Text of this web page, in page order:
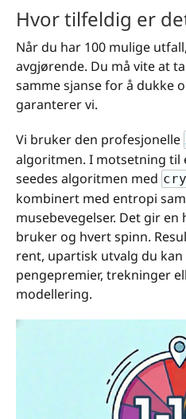
Hvor tilfeldig er
Når du har 100 mulige
avgjørende. Du må vite at
samme sjanse for å dukke
garanterer vi.
Vi bruker den profesjonelle
algoritmen. I motsetning
seedes algoritmen med
kombinert med entropi
musebevegelser. Det gir
bruker og hvert spinn.
rent, upartisk utvalg du
pengepremier, trekninger
modellering.